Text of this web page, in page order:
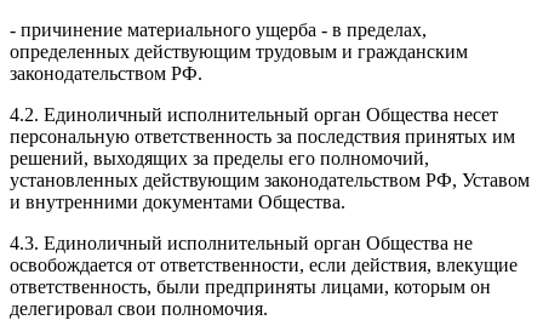
- причинение материального ущерба - в пределах,
определенных действующим трудовым и гражданским
законодательством РФ.
4.2. Единоличный исполнительный орган Общества несет
персональную ответственность за последствия принятых им
решений, выходящих за пределы его полномочий,
установленных действующим законодательством РФ, Уставом
и внутренними документами Общества.
4.3. Единоличный исполнительный орган Общества не
освобождается от ответственности, если действия, влекущие
ответственность, были предприняты лицами, которым он
делегировал свои полномочия.